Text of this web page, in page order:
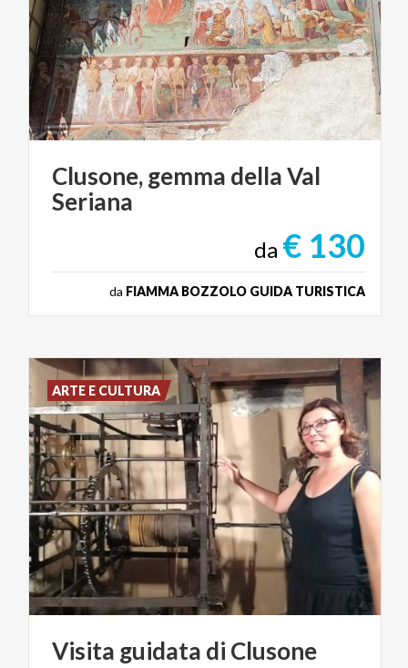
Clusone,gemma dellaVal
Seriana
da € 130
da FIAMMA BOZZOLO GUIDA TURISTICA
Visita guidata di Clusone
ARTE E CULTURA